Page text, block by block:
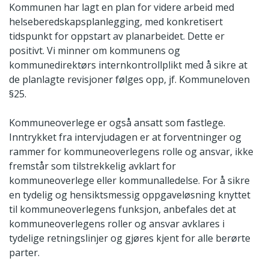
Kommunen har lagt en plan for videre arbeid med
helseberedskapsplanlegging, med konkretisert
tidspunkt for oppstart av planarbeidet. Dette er
positivt. Vi minner om kommunens og
kommunedirektørs internkontrollplikt med å sikre at
de planlagte revisjoner følges opp, jf. Kommuneloven
§25.
Kommuneoverlege er også ansatt som fastlege.
Inntrykket fra intervjudagen er at forventninger og
rammer for kommuneoverlegens rolle og ansvar, ikke
fremstår som tilstrekkelig avklart for
kommuneoverlege eller kommunalledelse. For å sikre
en tydelig og hensiktsmessig oppgaveløsning knyttet
til kommuneoverlegens funksjon, anbefales det at
kommuneoverlegens roller og ansvar avklares i
tydelige retningslinjer og gjøres kjent for alle berørte
parter.